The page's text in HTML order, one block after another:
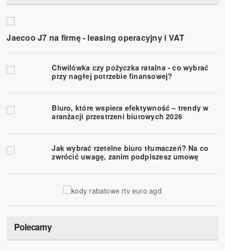
Jaecoo J7 na firmę - leasing operacyjny i VAT
Chwilówka czy pożyczka ratalna - co wybrać
przy nagłej potrzebie finansowej?
Biuro, które wspiera efektywność – trendy w
aranżacji przestrzeni biurowych 2026
Jak wybrać rzetelne biuro tłumaczeń? Na co
zwrócić uwagę, zanim podpiszesz umowę
Polecamy